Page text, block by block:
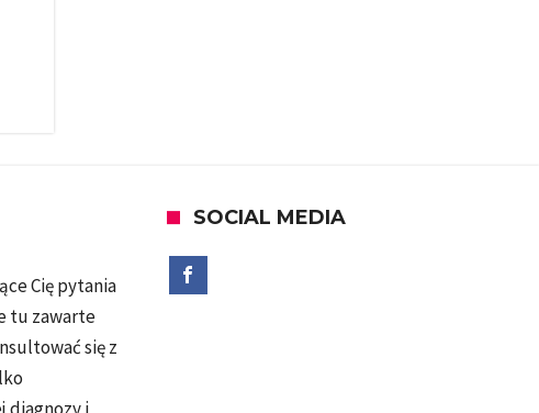
Cię pytania
tu zawarte
się z
SOCIAL MEDIA